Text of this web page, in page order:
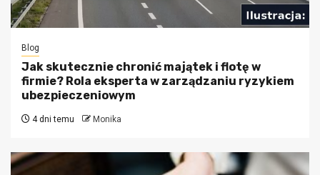
Blog
Jak skutecznie chronić majątek i flotę w
firmie? Rola eksperta w zarządzaniu ryzykiem
ubezpieczeniowym
4 dni temu Monika